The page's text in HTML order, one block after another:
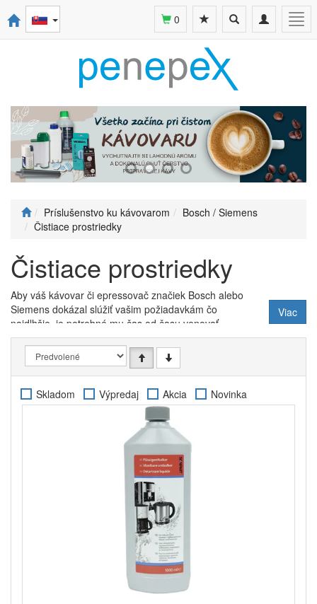
Toggle
navigation
Toggle
search
0
Príslušenstvo ku kávovarom
Bosch / Siemens
Čistiace prostriedky
Čistiace prostriedky
Aby váš kávovar či epressovač značiek Bosch alebo
Siemens dokázal slúžiť vašim požiadavkám čo
najdlhšie, je potrebné mu čas od času venovať
pozornosť a zabezpečiť muprimeranú údržbu a
efektívne vyčistenie
. K tomuto účelu si môžete
vybrať niektoré z našejponuky čistiacich tabliet
odvápňovačovakonzervačných obrúskovznačky
Bosch / Siemens. Väčšina užívateľov sa obáva
odvápňovať prístroj častejšie, pretože by ho tak mohli
ohroziť koróziou vnútorných priestorov. Ak však
použijete vhodné prostriedky, môžete sa tomuto
riziku efektívne vyhnúť alebo mu naopak dokonca
Odvápňovacie tablety 2v1 Bosch /
si poradí nielen sodstránením
a vyčistením vášho espressovač,
rýchlovarné kanvice a ohrievače vody, zvýši dokonca
odolnosť vašich prístrojov voči hrdzi. Ak budete
tablety používať pravidelne,zlepšíte tak funkciu
vašich domácich spotrebičov a výrazne
V našom sortimente nájdete čističe a odvápňovača
Viac
Skladom Výpredaj Akcia Novinka